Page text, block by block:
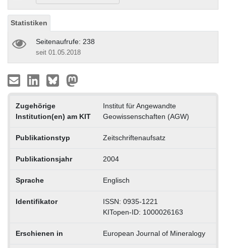
Statistiken
Seitenaufrufe: 238
seit 01.05.2018
Zugehörige
Institution(en) am KIT
Institut für Angewandte
Geowissenschaften (AGW)
Publikationstyp Zeitschriftenaufsatz
Publikationsjahr 2004
Sprache Englisch
Identifikator
ISSN: 0935-1221
KITopen-ID: 1000026163
Erschienen in European Journal of Mineralogy